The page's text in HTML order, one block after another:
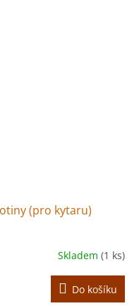
(pro kytaru)
Skladem (1 ks)
Do košíku